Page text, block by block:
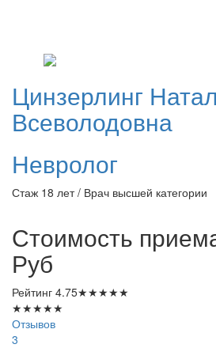
Цинзерлинг
Всеволодовна
Невролог
Стаж 18 лет / Врач высшей категории
Стоимость
Руб
Рейтинг 4.75★★★★★
★★★★★
Отзывов
3